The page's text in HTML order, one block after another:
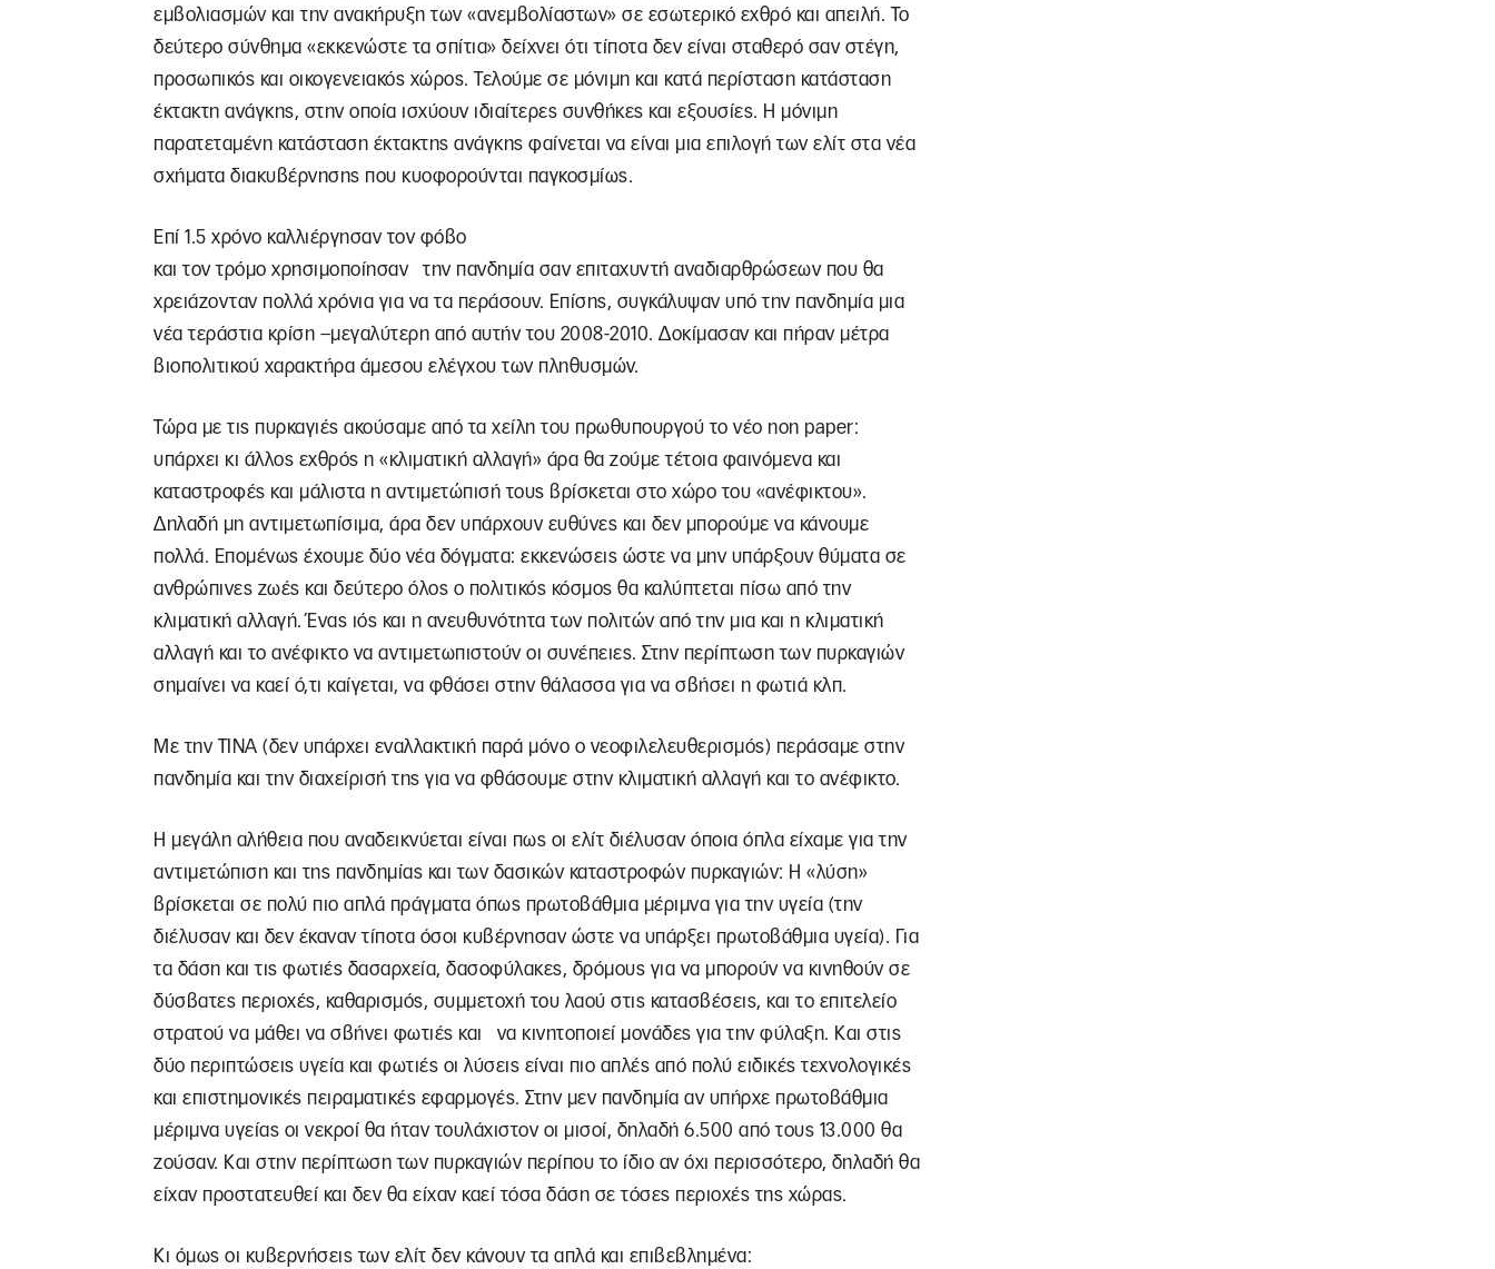
εμβολιασμών και την ανακήρυξη των «ανεμβολίαστων» σε εσωτερικό εχθρό και απειλή. Το
δεύτερο σύνθημα «εκκενώστε τα σπίτια» δείχνει ότι τίποτα δεν είναι σταθερό σαν στέγη,
προσωπικός και οικογενειακός χώρος. Τελούμε σε μόνιμη και κατά περίσταση κατάσταση
έκτακτη ανάγκης, στην οποία ισχύουν ιδιαίτερες συνθήκες και εξουσίες. Η μόνιμη
παρατεταμένη κατάσταση έκτακτης ανάγκης φαίνεται να είναι μια επιλογή των ελίτ στα νέα
σχήματα διακυβέρνησης που κυοφορούνται παγκοσμίως.
Επί 1.5 χρόνο καλλιέργησαν τον φόβο
και τον τρόμο χρησιμοποίησαν την πανδημία σαν επιταχυντή αναδιαρθρώσεων που θα
χρειάζονταν πολλά χρόνια για να τα περάσουν. Επίσης, συγκάλυψαν υπό την πανδημία μια
νέα τεράστια κρίση –μεγαλύτερη από αυτήν του 2008-2010. Δοκίμασαν και πήραν μέτρα
βιοπολιτικού χαρακτήρα άμεσου ελέγχου των πληθυσμών.
Τώρα με τις πυρκαγιές ακούσαμε από τα χείλη του πρωθυπουργού το νέο non paper:
υπάρχει κι άλλος εχθρός η «κλιματική αλλαγή» άρα θα ζούμε τέτοια φαινόμενα και
καταστροφές και μάλιστα η αντιμετώπισή τους βρίσκεται στο χώρο του «ανέφικτου».
Δηλαδή μη αντιμετωπίσιμα, άρα δεν υπάρχουν ευθύνες και δεν μπορούμε να κάνουμε
πολλά. Επομένως έχουμε δύο νέα δόγματα: εκκενώσεις ώστε να μην υπάρξουν θύματα σε
ανθρώπινες ζωές και δεύτερο όλος ο πολιτικός κόσμος θα καλύπτεται πίσω από την
κλιματική αλλαγή. Ένας ιός και η ανευθυνότητα των πολιτών από την μια και η κλιματική
αλλαγή και το ανέφικτο να αντιμετωπιστούν οι συνέπειες. Στην περίπτωση των πυρκαγιών
σημαίνει να καεί ό,τι καίγεται, να φθάσει στην θάλασσα για να σβήσει η φωτιά κλπ.
Με την ΤΙΝΑ (δεν υπάρχει εναλλακτική παρά μόνο ο νεοφιλελευθερισμός) περάσαμε στην
πανδημία και την διαχείρισή της για να φθάσουμε στην κλιματική αλλαγή και το ανέφικτο.
Η μεγάλη αλήθεια που αναδεικνύεται είναι πως οι ελίτ διέλυσαν όποια όπλα είχαμε για την
αντιμετώπιση και της πανδημίας και των δασικών καταστροφών πυρκαγιών: Η «λύση»
βρίσκεται σε πολύ πιο απλά πράγματα όπως πρωτοβάθμια μέριμνα για την υγεία (την
διέλυσαν και δεν έκαναν τίποτα όσοι κυβέρνησαν ώστε να υπάρξει πρωτοβάθμια υγεία). Για
τα δάση και τις φωτιές δασαρχεία, δασοφύλακες, δρόμους για να μπορούν να κινηθούν σε
δύσβατες περιοχές, καθαρισμός, συμμετοχή του λαού στις κατασβέσεις, και το επιτελείο
στρατού να μάθει να σβήνει φωτιές και να κινητοποιεί μονάδες για την φύλαξη. Και στις
δύο περιπτώσεις υγεία και φωτιές οι λύσεις είναι πιο απλές από πολύ ειδικές τεχνολογικές
και επιστημονικές πειραματικές εφαρμογές. Στην μεν πανδημία αν υπήρχε πρωτοβάθμια
μέριμνα υγείας οι νεκροί θα ήταν τουλάχιστον οι μισοί, δηλαδή 6.500 από τους 13.000 θα
ζούσαν. Και στην περίπτωση των πυρκαγιών περίπου το ίδιο αν όχι περισσότερο, δηλαδή θα
είχαν προστατευθεί και δεν θα είχαν καεί τόσα δάση σε τόσες περιοχές της χώρας.
Κι όμως οι κυβερνήσεις των ελίτ δεν κάνουν τα απλά και επιβεβλημένα: